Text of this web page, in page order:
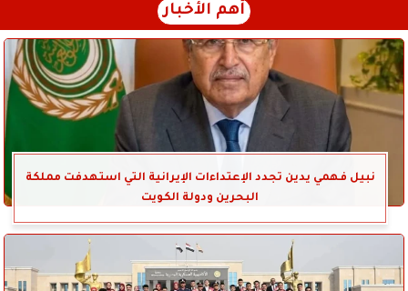
أهم الأخبار
نبيل فهمي يدين تجدد الإعتداءات الإيرانية التي استهدفت مملكة
البحرين ودولة الكويت